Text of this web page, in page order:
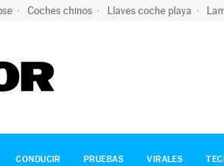
Coches chinos Llaves coche playa
CONDUCIR PRUEBAS VIRALES